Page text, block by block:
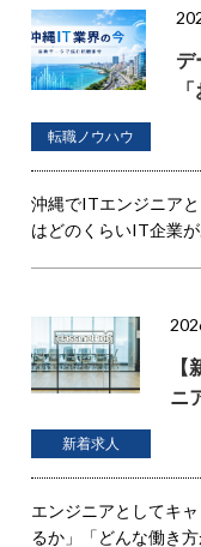
デ
転職ノウハウ
沖縄でITエンジニア
はどのくらいIT企業
ニ
新着求人
エンジニアとしてキ
るか」「どんな働き